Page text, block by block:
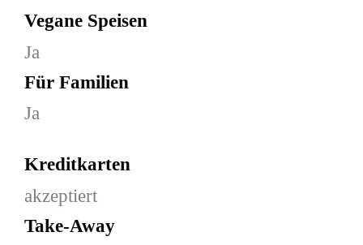
Vegane Speisen
Ja
Für Familien
Ja
Kreditkarten
akzeptiert
Take-Away